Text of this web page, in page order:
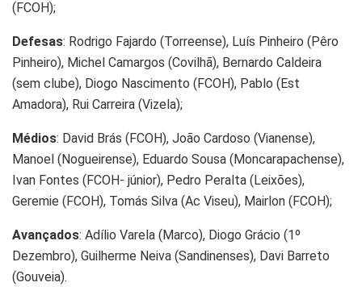
(FCOH);
Defesas: Rodrigo Fajardo (Torreense), Luís Pinheiro (Pêro
Pinheiro), Michel Camargos (Covilhã), Bernardo Caldeira
(sem clube), Diogo Nascimento (FCOH), Pablo (Est
Amadora), Rui Carreira (Vizela);
Médios: David Brás (FCOH), João Cardoso (Vianense),
Manoel (Nogueirense), Eduardo Sousa (Moncarapachense),
Ivan Fontes (FCOH- júnior), Pedro Peralta (Leixões),
Geremie (FCOH), Tomás Silva (Ac Viseu), Mairlon (FCOH);
Avançados: Adílio Varela (Marco), Diogo Grácio (1º
Dezembro), Guilherme Neiva (Sandinenses), Davi Barreto
(Gouveia).